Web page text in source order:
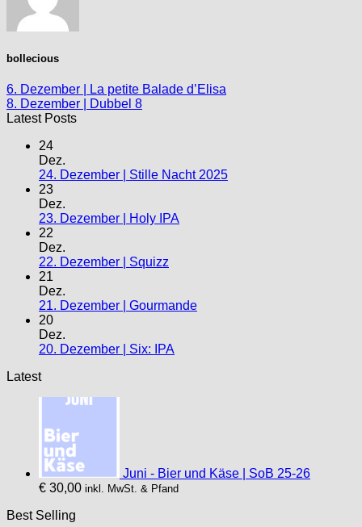
bollecious
6. Dezember | La petite Balade d’Elisa
8. Dezember | Dubbel 8
Latest Posts
24
Dez.
24. Dezember | Stille Nacht 2025
23
Dez.
23. Dezember | Holy IPA
22
Dez.
22. Dezember | Squizz
21
Dez.
21. Dezember | Gourmande
20
Dez.
20. Dezember | Six: IPA
Latest
Juni - Bier und Käse | SoB 25-26
€ 30,00 inkl. MwSt. & Pfand
Best Selling